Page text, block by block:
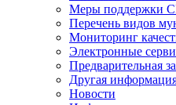
Меры поддержки
Перечень видов
Мониторинг
Электронные
Предварительная
Другая
Новости